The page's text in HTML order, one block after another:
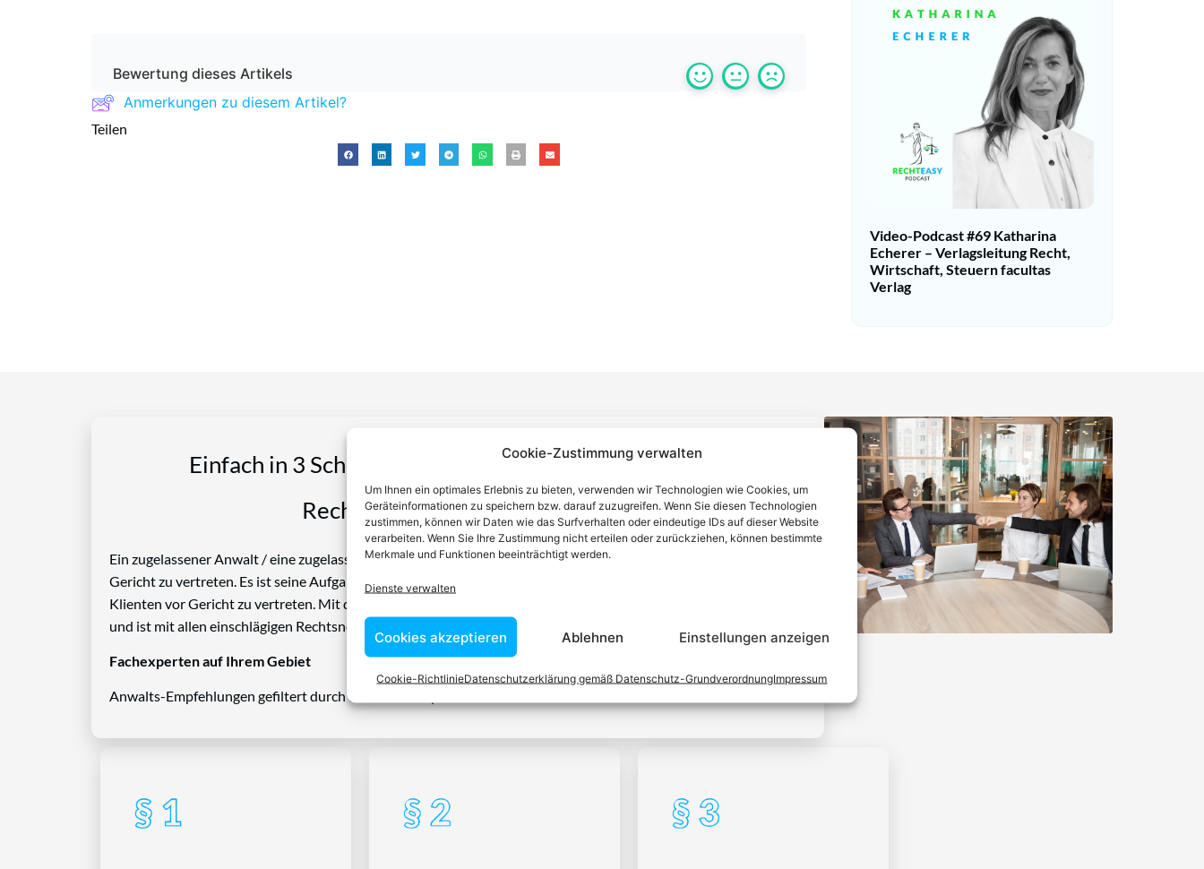
Cookie-Zustimmung verwalten
Um Ihnen ein optimales Erlebnis zu bieten, verwenden wir Technologien wie Cookies, um
Geräteinformationen zu speichern bzw. darauf zuzugreifen. Wenn Sie diesen Technologien
zustimmen, können wir Daten wie das Surfverhalten oder eindeutige IDs auf dieser Website
verarbeiten. Wenn Sie Ihre Zustimmung nicht erteilen oder zurückziehen, können bestimmte
Merkmale und Funktionen beeinträchtigt werden.
Dienste verwalten
Cookies akzeptieren Ablehnen Einstellungen anzeigen
Cookie-RichtlinieDatenschutzerklärung gemäß Datenschutz-GrundverordnungImpressum
Bewertung dieses Artikels
Anmerkungen zu diesem Artikel?
Teilen
Video-Podcast #69 Katharina
Echerer – Verlagsleitung Recht,
Wirtschaft, Steuern facultas
Verlag
Einfach in 3 Schritten einen Anwalt finden, der auf Ihr
Rechtsproblem spezialisiert ist
Ein zugelassener Anwalt / eine zugelassen Anwältin ist dafür da, über Rechtsfragen zu beraten und Klienten vor
Gericht zu vertreten. Es ist seine Aufgabe, Dienstleistungen im Bereich der Rechtsberatung zu erbringen und
Klienten vor Gericht zu vertreten. Mit diesem Wissen kennt er alle relevanten Herausforderungen dieses Systems
und ist mit allen einschlägigen Rechtsnormen vertraut.
Fachexperten auf Ihrem Gebiet
Anwalts-Empfehlungen gefiltert durch das RechtEasy-Team -Best Choice der Anwälte in Österreich